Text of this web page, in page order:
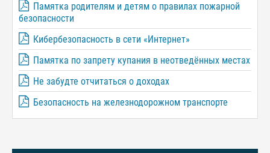
Памятка родителям и детям о правилах пожарной
безопасности
Кибербезопасность в сети «Интернет»
Памятка по запрету купания в неотведённых местах
Не забудте отчитаться о доходах
Безопасность на железнодорожном транспорте